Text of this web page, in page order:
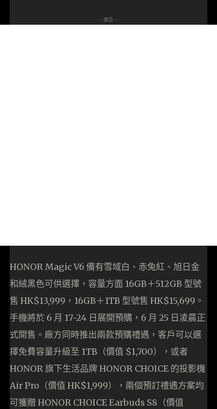
- 廣告 -
HONOR Magic V6 備有雪域白、赤兔紅、旭日金
和絨黑色可供選擇，容量方面 16GB＋512GB 型號
售 HK$13,999，16GB＋1TB 型號售 HK$15,699。
手機將於 6 月 17-24 日展開預購，6 月 25 日凌晨正
式開售。廠方同時推出兩款預購禮遇，客戶可以選
擇免費容量升級至 1TB（價值 $1,700），或者
HONOR 旗下生活品牌 HONOR CHOICE 的投影機
Air Pro（價值 HK$1,999），兩個預訂禮遇方案均
可獲贈 HONOR CHOICE Earbuds S8（價值